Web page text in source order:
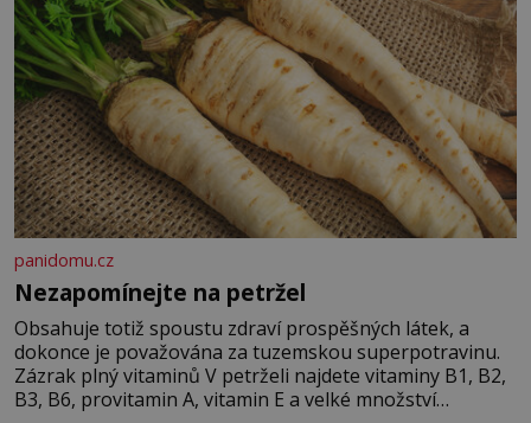
panidomu.cz
Nezapomínejte na petržel
Obsahuje totiž spoustu zdraví prospěšných látek, a
dokonce je považována za tuzemskou superpotravinu.
Zázrak plný vitaminů V petrželi najdete vitaminy B1, B2,
B3, B6, provitamin A, vitamin E a velké množství